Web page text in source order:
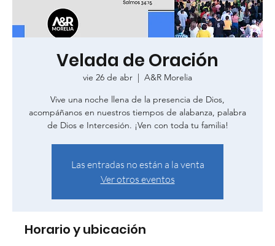
Velada de Oración
vie 26 de abr
  |
A&R Morelia
Vive una noche llena de la presencia de Dios,
acompáñanos en nuestros tiempos de alabanza, palabra
de Dios e Intercesión. ¡Ven con toda tu familia!
Las entradas no están a la venta
Ver otros eventos
Horario y ubicación